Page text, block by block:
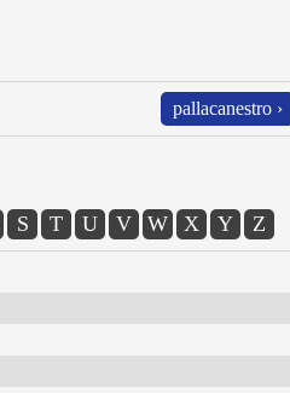
pallacanestro ›
S T U V W X Y Z